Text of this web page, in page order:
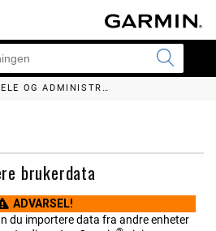
DELE OG ADMINISTRERE BRUKERDATA
brukerdata
ADVARSEL!
du importere data fra andre enheter